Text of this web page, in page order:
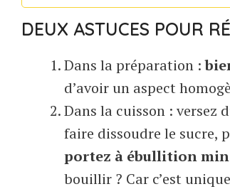
DEUX ASTUCES POUR
Dans la préparation :
d’avoir un aspect
Dans la cuisson : versez
faire dissoudre le sucre,
portez à ébullition min
bouillir ? Car c’est